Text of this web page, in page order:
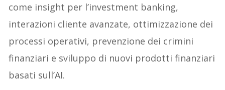
come insight per l’investment banking,
interazioni cliente avanzate, ottimizzazione dei
processi operativi, prevenzione dei crimini
finanziari e sviluppo di nuovi prodotti finanziari
basati sull’AI.